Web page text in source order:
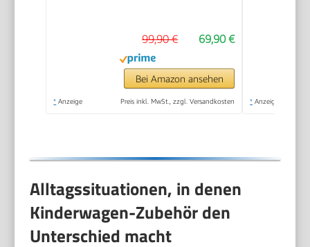
Getränkehalter,
Einhändig Klein
Zusammenklappbar,
Tasche im Verdeck, XL
69,90 €
99,90 €
Bei Amazon ansehen
* Anzeige Preis inkl. MwSt., zzgl. Versandkosten * Anzeige
Alltagssituationen, in denen
Kinderwagen-Zubehör den
Unterschied macht